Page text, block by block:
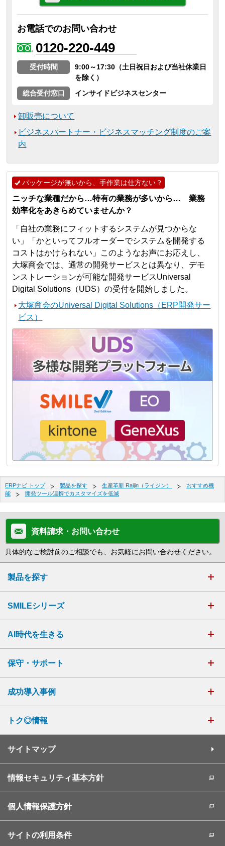
お電話でのお問い合わせ
0120-220-449
受付時間
9:00～17:30（土日祝日および当社休業日
を除く）
総合受付窓口
インサイドビジネスセンター
卸販売について
ビジネスパートナー・ビジネスマッチング制度のご案
内
パッケージが無いから、手作業は仕方ない？
ニッチな業種だから…特有の業務が多いから… 業務
効率化をあきらめていませんか？
「自社の業務にフィットするシステムが見つからな
い」「かといってフルオーダーでシステムを開発する
コストはかけられない」このようなお声にお応えし、
大塚商会では、通常の開発サービスとは異なり、デモ
ンストレーションが可能な開発サービスUniversal
Digital Solutions（UDS）の受付を開始しました。
大塚商会のUniversal Digital Solutions（ERP開発サー
ビス）
ERPナビ トップ 製品を探す 生産革新 Raijin（ライジン）
おすすめ機
能
開発ツール連携でカスタマイズを低減
資料請求・お問い合わせ
具体的なご検討前のご相談でも、お気軽にお問い合わせください。
製品を探す
SMILEシリーズ
AI時代を生きる
保守・サポート
成功導入事例
トク◎情報
サイトマップ
情報セキュリティ基本方針
個人情報保護方針
サイトの利用条件